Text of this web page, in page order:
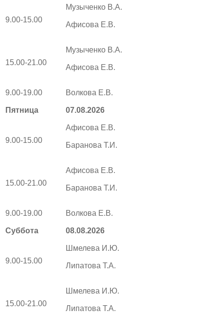
9.00-15.00
Музыченко В.А.
Афисова Е.В.
15.00-21.00
Музыченко В.А.
Афисова Е.В.
9.00-19.00 Волкова Е.В.
Пятница 07.08.2026
9.00-15.00
Афисова Е.В.
Баранова Т.И.
15.00-21.00
Афисова Е.В.
Баранова Т.И.
9.00-19.00 Волкова Е.В.
Суббота 08.08.2026
9.00-15.00
Шмелева И.Ю.
Липатова Т.А.
15.00-21.00
Шмелева И.Ю.
Липатова Т.А.